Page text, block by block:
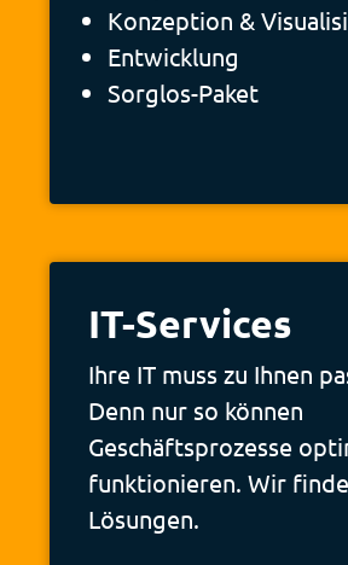
Konzeption &­
Entwicklung
Sorglos-Paket
IT-Services
Ihre IT muss zu Ihnen
Denn nur so können
Geschäftsprozesse
funktionieren. Wir
Lösungen.